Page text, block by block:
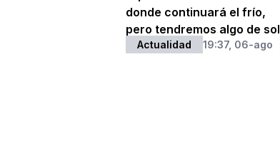
donde continuará el frío,
pero tendremos algo de sol
Actualidad 19:37, 06-ago